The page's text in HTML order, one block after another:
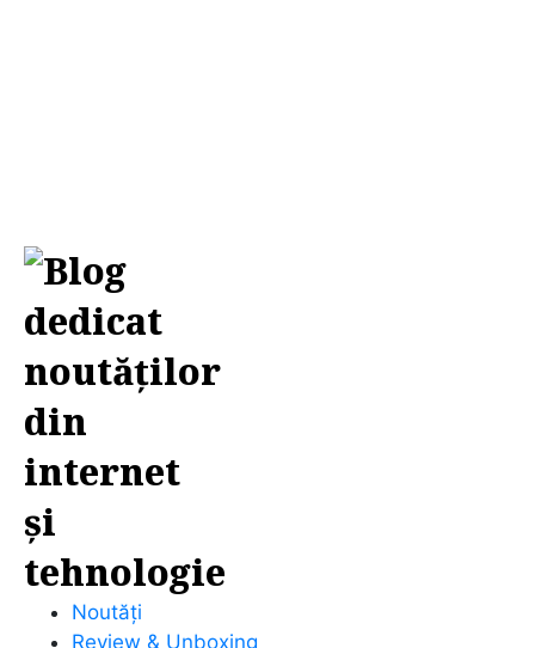
Noutăți
Review & Unboxing